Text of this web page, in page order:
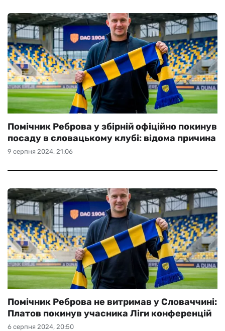
9 серпня 2024, 21:06
Помічник Реброва у збірній офіційно покинув
посаду в словацькому клубі: відома причина
6 серпня 2024, 20:50
Помічник Реброва не витримав у Словаччині:
Платов покинув учасника Ліги конференцій